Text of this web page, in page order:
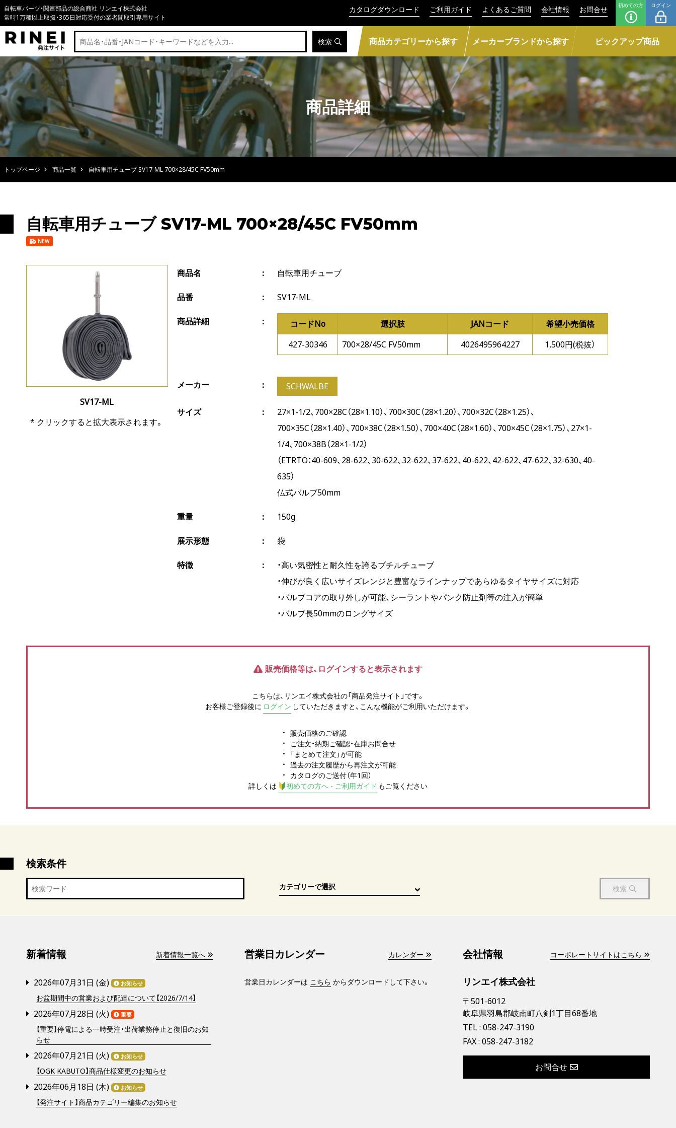
自転車パーツ・関連部品の総合商社 リンエイ株式会社
常時1万種以上取扱・365日対応受付の業者間取引専用サイト
カタログダウンロード ご利用ガイド よくあるご質問 会社情報 お問合せ 初めての方 ログイン
検索 商品カテゴリーから探す メーカーブランドから探す ピックアップ商品
商品詳細
トップページ 商品一覧 自転車用チューブ SV17-ML 700×28/45C FV50mm
自転車用チューブ SV17-ML 700×28/45C FV50mm
NEW
SV17-ML
* クリックすると拡大表示されます。
商品名 自転車用チューブ
品番 SV17-ML
商品詳細 コードNo 選択肢 JANコード
希望小売価格
427-30346
700×28/45C FV50mm 4026495964227 1,500円(税抜）
メーカー SCHWALBE
サイズ
27×1-1/2、700×28C（28×1.10）、700×30C（28×1.20）、700×32C（28×1.25）、
700×35C（28×1.40）、700×38C（28×1.50）、700×40C（28×1.60）、700×45C（28×1.75）、27×1-
1/4、700×38B（28×1-1/2）
（ETRTO：40-609、28-622、30-622、32-622、37-622、40-622、42-622、47-622、32-630、40-
635）
仏式バルブ50mm
重量 150g
展示形態 袋
特徴
・高い気密性と耐久性を誇るブチルチューブ
・伸びが良く広いサイズレンジと豊富なラインナップであらゆるタイヤサイズに対応
・バルブコアの取り外しが可能、シーラントやパンク防止剤等の注入が簡単
・バルブ長50mmのロングサイズ
販売価格等は、ログインすると表示されます
こちらは、リンエイ株式会社の「商品発注サイト」です。
お客様ご登録後に ログイン していただきますと、こんな機能がご利用いただけます。
販売価格のご確認
ご注文・納期ご確認・在庫お問合せ
「まとめて注文」が可能
過去の注文履歴から再注文が可能
カタログのご送付（年1回）
詳しくは
初めての方へ - ご利用ガイド もご覧ください
検索条件
検索
新着情報 新着情報一覧へ
2026年07月31日 (金) お知らせ
お盆期間中の営業および配達について【2026/7/14】
2026年07月28日 (火) 重要
【重要】停電による一時受注・出荷業務停止と復旧のお知
らせ
2026年07月21日 (火) お知らせ
【OGK KABUTO】商品仕様変更のお知らせ
2026年06月18日 (木) お知らせ
【発注サイト】商品カテゴリー編集のお知らせ
営業日カレンダー カレンダー
営業日カレンダーは こちら からダウンロードして下さい。
会社情報 コーポレートサイトはこちら
リンエイ株式会社
〒501-6012
岐阜県羽島郡岐南町八剣1丁目68番地
TEL : 058-247-3190
FAX : 058-247-3182
お問合せ